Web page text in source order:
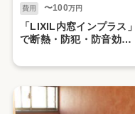
費用 〜100万円
「LIXIL内窓インプラス」
で断熱・防犯・防音効果